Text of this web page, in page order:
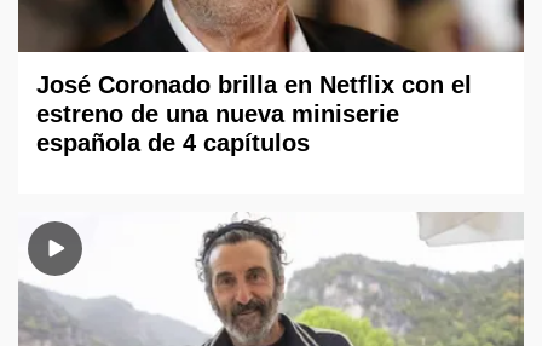
José Coronado brilla en Netflix con el
estreno de una nueva miniserie
española de 4 capítulos